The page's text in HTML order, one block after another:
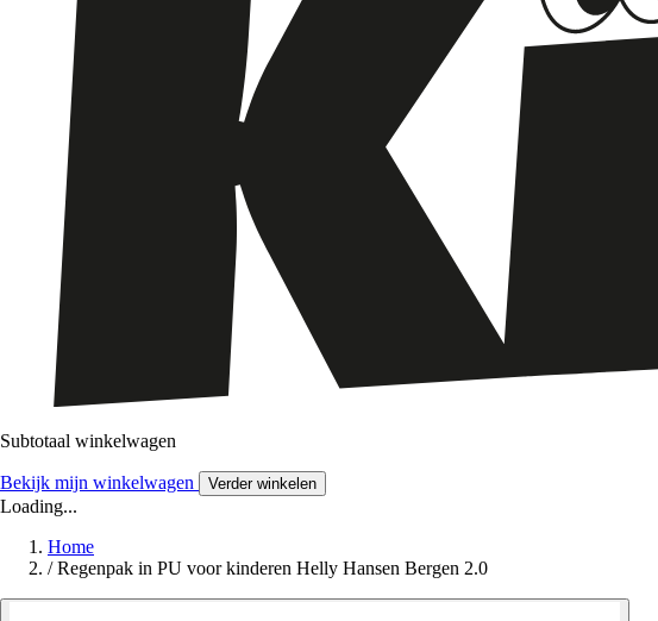
Subtotaal winkelwagen
Bekijk mijn winkelwagen Verder winkelen
Loading...
Home
/ Regenpak in PU voor kinderen Helly Hansen Bergen 2.0